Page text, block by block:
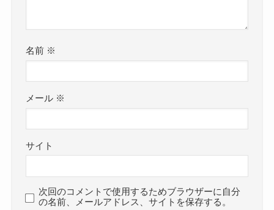
名前 ※
メール ※
サイト
次回のコメントで使用するためブラウザーに自分
の名前、メールアドレス、サイトを保存する。